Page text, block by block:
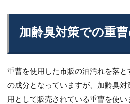
加齢臭対策での重
重曹を使用した市販の油汚れを落
の成分となっていますが、加齢臭
用として販売されている重曹を使い